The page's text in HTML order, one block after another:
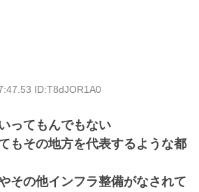
ID:T8dJOR1A0
ってもんでもない
もその地方を代表するような都
その他インフラ整備がなされて